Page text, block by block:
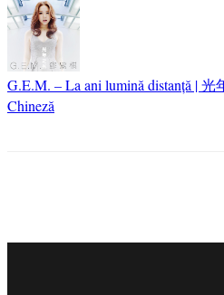
G.E.M. – La ani lumină distanță | 光
Chineză